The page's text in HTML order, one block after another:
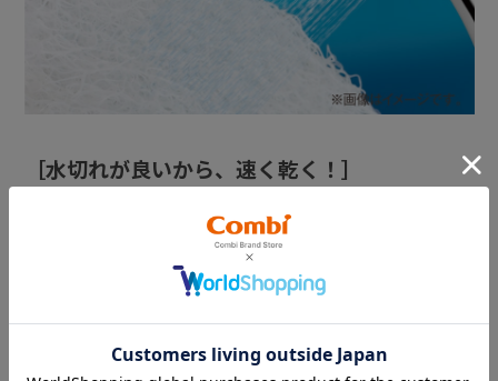
［水切れが良いから、速く乾く！］
立体ファイバー構造(ブレスエアー®使用)の敷ふとんは、網
状の構造でできているので、固綿と比べて水切れが良く速く
※試験方法：試験片(300×300mm)を水に浸漬→水から引上
※ブレスエアー®は東洋紡エムシー株式会社の三次元網上構
造体を示す商標です。